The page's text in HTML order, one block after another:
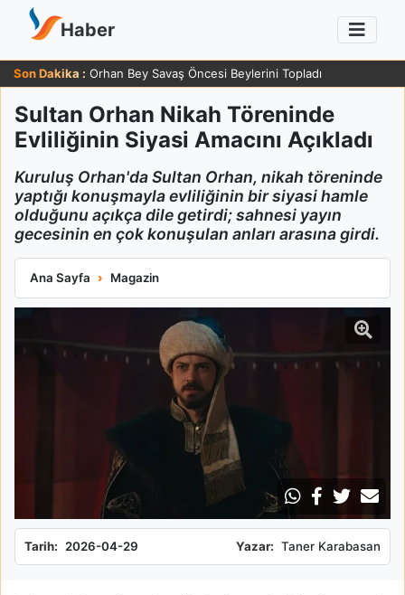
Haber
Son Dakika : Orhan Bey Savaş Öncesi Beylerini Topladı
Sultan Orhan Nikah Töreninde
Evliliğinin Siyasi Amacını Açıkladı
Kuruluş Orhan'da Sultan Orhan, nikah töreninde
yaptığı konuşmayla evliliğinin bir siyasi hamle
olduğunu açıkça dile getirdi; sahnesi yayın
gecesinin en çok konuşulan anları arasına girdi.
Ana Sayfa Magazin
Sultan Orhan Nikah Töreninde Evliliğinin Siyasi Amacını
Tarih: 2026-04-29 Yazar: Taner Karabasan